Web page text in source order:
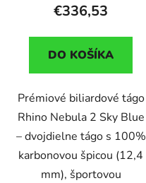
€336,53
DO KOŠÍKA
Prémiové biliardové tágo
Rhino Nebula 2 Sky Blue
– dvojdielne tágo s 100%
karbonovou špicou (12,4
mm), športovou